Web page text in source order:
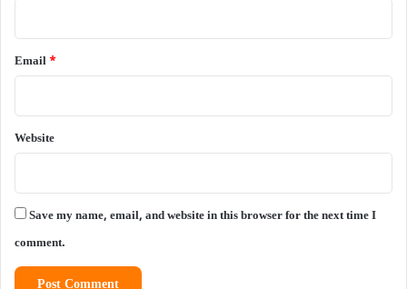
Email *
Website
Save my name, email, and website in this browser for the next time I
comment.